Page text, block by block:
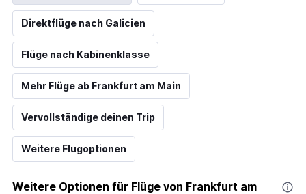
Direktflüge nach Galicien
Flüge nach Kabinenklasse
Mehr Flüge ab Frankfurt am Main
Vervollständige deinen Trip
Weitere Flugoptionen
Weitere Optionen für Flüge von Frankfurt am